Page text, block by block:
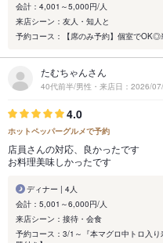
会計：4,001～5,000円/人
来店シーン：友人・知人と
予約コース：【席のみ予約】個室でOK◎
たむちゃんさん
40代前半/男性・来店日：2026/
4.0
ホットペッパーグルメで予約
店員さんの対応、良かったです
お料理美味しかったです
ディナー | 4人
会計：5,001～6,000円/人
来店シーン：接待・会食
予約コース：3/1～『本マグロ中トロ入